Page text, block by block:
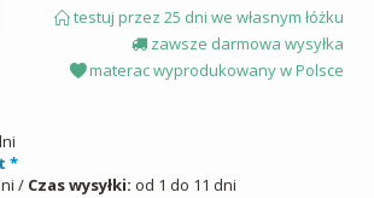
testuj przez 25 dni we własnym łóżku
zawsze darmowa wysyłka
materac wyprodukowany w Polsce
*
/ Czas wysyłki: od 1 do 11 dni